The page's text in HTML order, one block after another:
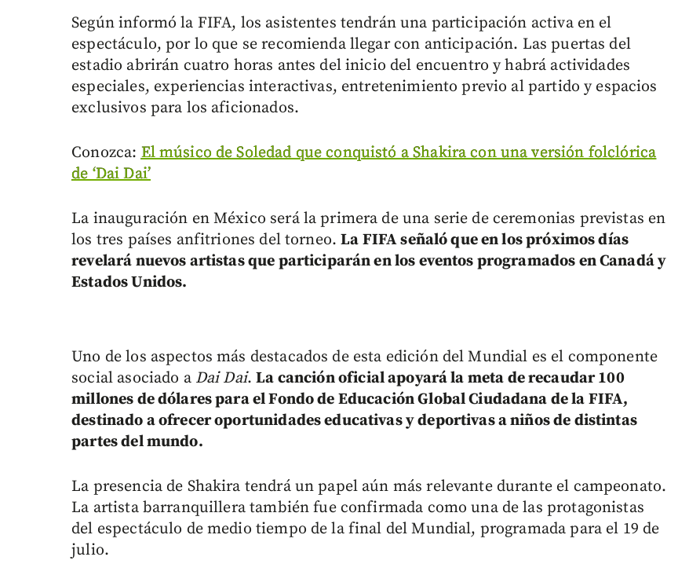
Según informó la FIFA, los asistentes tendrán una participación activa en el
espectáculo, por lo que se recomienda llegar con anticipación. Las puertas del
estadio abrirán cuatro horas antes del inicio del encuentro y habrá actividades
especiales, experiencias interactivas, entretenimiento previo al partido y espacios
exclusivos para los aficionados.
Conozca:El músico de Soledad que conquistó a Shakira con una versión folclórica
de ‘Dai Dai’
La inauguración en México será la primera de una serie de ceremonias previstas en
los tres países anfitriones del torneo.La FIFA señaló que en los próximos días
revelará nuevos artistas que participarán en los eventos programados en Canadá y
Estados Unidos.
Uno de los aspectos más destacados de esta edición del Mundial es el componente
social asociado a Dai Dai.La canción oficial apoyará la meta de recaudar 100
millones de dólares para el Fondo de Educación Global Ciudadana de la FIFA,
destinado a ofrecer oportunidades educativas y deportivas a niños de distintas
partes del mundo.
La presencia de Shakira tendrá un papel aún más relevante durante el campeonato.
La artista barranquillera también fue confirmada como una de las protagonistas
del espectáculo de medio tiempo de la final del Mundial, programada para el 19 de
julio.